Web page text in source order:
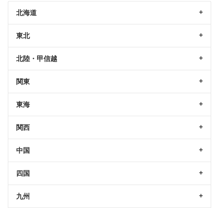
北海道
東北
北陸・甲信越
関東
東海
関西
中国
四国
九州